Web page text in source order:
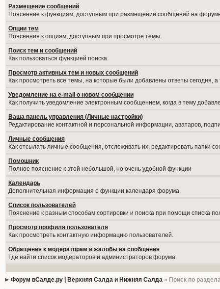
Размещение сообщений
Пояснение к функциям, доступным при размещении сообщений на
Опции тем
Пояснения к опциям, доступным при просмотре темы.
Поиск тем и сообщений
Как пользоваться функцией поиска.
Просмотр активных тем и новых сообщений
Как просмотреть все темы, на которые были добавлены ответы сегодня,
Уведомление на е-mail о новом сообщении
Как получить уведомление электронным сообщением, когда в тему
Ваша панель управления (Личные настройки)
Редактирование контактной и персональной информации, аватаров,
Личные сообщения
Как отсылать личные сообщения, отслеживать их, редактировать папки
Помошник
Полное пояснение к этой небольшой, но очень удобной функции
Календарь
Дополнительная информация о функции календаря форума.
Список пользователей
Пояснение к разным способам сортировки и поиска при помощи списка
Просмотр профиля пользователя
Как просмотреть контактную информацию пользователей.
Обращения к модераторам и жалобы на сообщения
Где найти список модераторов и администраторов форума.
Форум вСалде.ру | Верхняя Салда и Нижняя Салда» Поиск по